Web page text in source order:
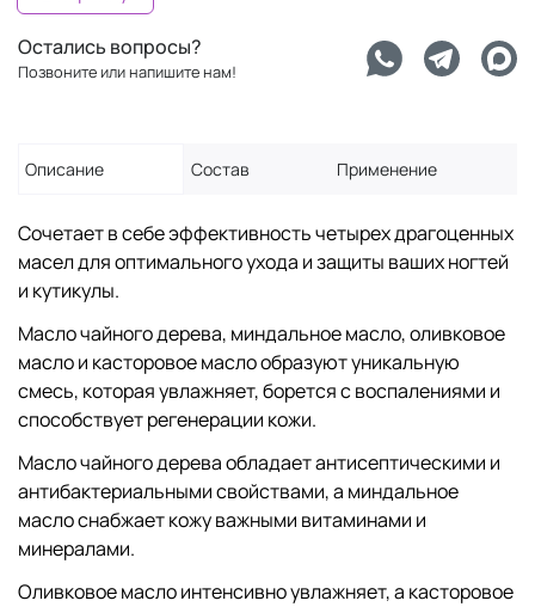
Остались вопросы?
Позвоните или напишите нам!
Описание Состав Применение
Сочетает в себе эффективность четырех драгоценных
масел для оптимального ухода и защиты ваших ногтей
и кутикулы.
Масло чайного дерева, миндальное масло, оливковое
масло и касторовое масло образуют уникальную
смесь, которая увлажняет, борется с воспалениями и
способствует регенерации кожи.
Масло чайного дерева обладает антисептическими и
антибактериальными свойствами, а миндальное
масло снабжает кожу важными витаминами и
минералами.
Оливковое масло интенсивно увлажняет, а касторовое